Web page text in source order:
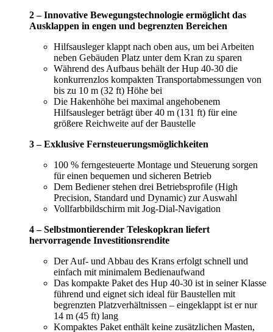
2 – Innovative Bewegungstechnologie ermöglicht das
Ausklappen in engen und begrenzten Bereichen
Hilfsausleger klappt nach oben aus, um bei Arbeiten
neben Gebäuden Platz unter dem Kran zu sparen
Während des Aufbaus behält der Hup 40-30 die
konkurrenzlos kompakten Transportabmessungen von
bis zu 10 m (32 ft) Höhe bei
Die Hakenhöhe bei maximal angehobenem
Hilfsausleger beträgt über 40 m (131 ft) für eine
größere Reichweite auf der Baustelle
3 – Exklusive Fernsteuerungsmöglichkeiten
100 % ferngesteuerte Montage und Steuerung sorgen
für einen bequemen und sicheren Betrieb
Dem Bediener stehen drei Betriebsprofile (High
Precision, Standard und Dynamic) zur Auswahl
Vollfarbbildschirm mit Jog-Dial-Navigation
4 – Selbstmontierender Teleskopkran liefert
hervorragende Investitionsrendite
Der Auf- und Abbau des Krans erfolgt schnell und
einfach mit minimalem Bedienaufwand
Das kompakte Paket des Hup 40-30 ist in seiner Klasse
führend und eignet sich ideal für Baustellen mit
begrenzten Platzverhältnissen – eingeklappt ist er nur
14 m (45 ft) lang
Kompaktes Paket enthält keine zusätzlichen Masten,